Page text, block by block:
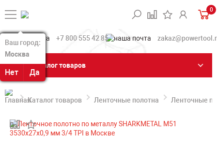
Ваш город:
Москва
Нет Да
Ваш город:
Москва
Нет Да
0
+7 800 555 42 85
Каталог товаров
Каталог товаров Ленточные полотна Ленточные